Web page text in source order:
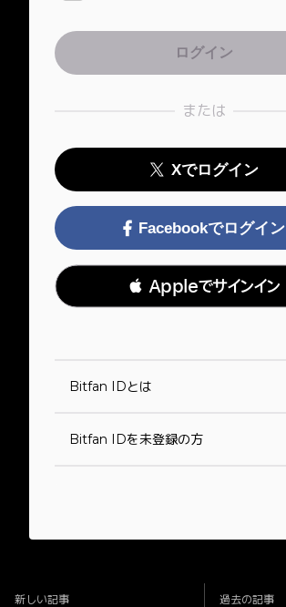
または
Xでログイン
Facebookでログイン
 Appleでサインイン
Bitfan IDとは
Bitfan IDを未登録の方
新しい記事 過去の記事